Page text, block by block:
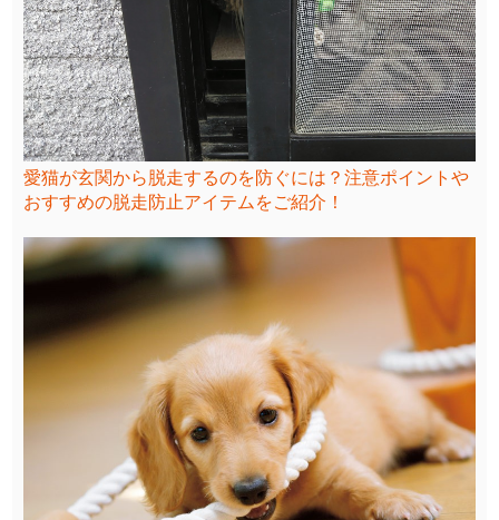
愛猫が玄関から脱走するのを防ぐには？注意ポイントや
おすすめの脱走防止アイテムをご紹介！